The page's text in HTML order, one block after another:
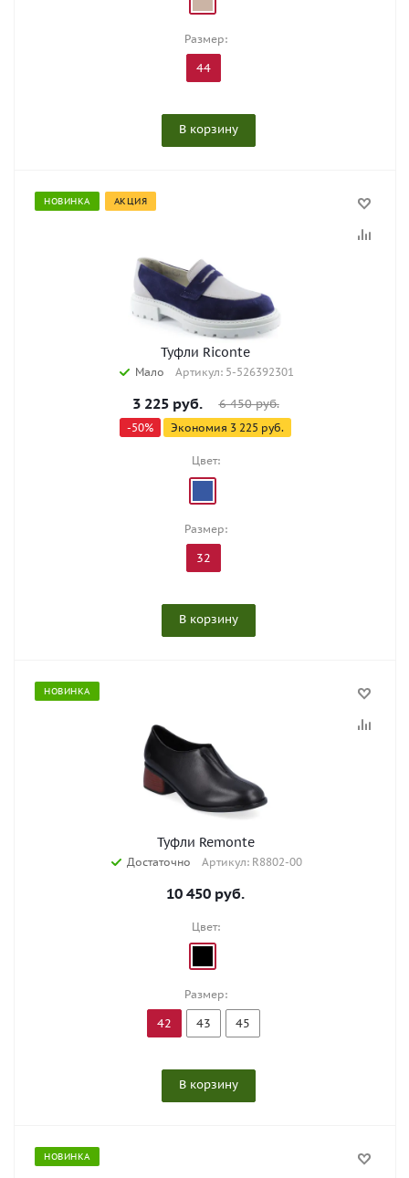
Размер:
44
В корзину
НОВИНКА АКЦИЯ
Туфли Riconte
Мало Артикул: 5-526392301
3 225руб. 6 450руб.
-50% Экономия 3 225 руб.
Цвет:
Размер:
32
В корзину
НОВИНКА
Туфли Remonte
Достаточно Артикул: R8802-00
10 450 руб.
Цвет:
Размер:
42 43 45
В корзину
НОВИНКА